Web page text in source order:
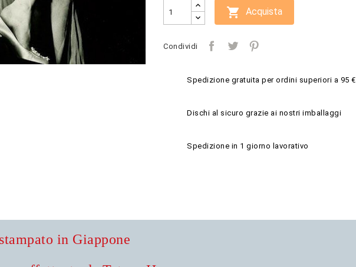
 Acquista
Condividi
Spedizione gratuita per ordini superiori a 95 €
Dischi al sicuro grazie ai nostri imballaggi
Spedizione in 1 giorno lavorativo
in Giappone